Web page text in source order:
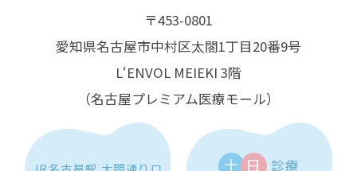
〒453-0801
愛知県名古屋市中村区太閤1丁目20番9号
L‘ENVOL MEIEKI 3階
（名古屋プレミアム医療モール）
土 日 診療